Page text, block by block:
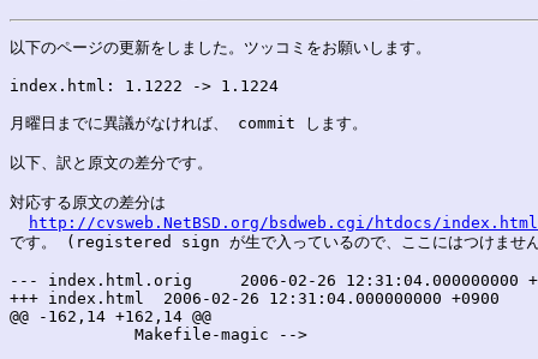
以下のページの更新をしました。ツッコミをお願いします。
index.html: 1.1222 -> 1.1224
月曜日までに異議がなければ、 commit します。
以下、訳と原文の差分です。
対応する原文の差分は
http://cvsweb.NetBSD.org/bsdweb.cgi/htdocs/
です。 (registered sign が生で入っているので、ここにはつけませ
--- index.html.orig	2006-02-26 12:31:04.000000000 +0900
+++ index.html	2006-02-26 12:31:04.000000000 +0900
@@ -162,14 +162,14 @@